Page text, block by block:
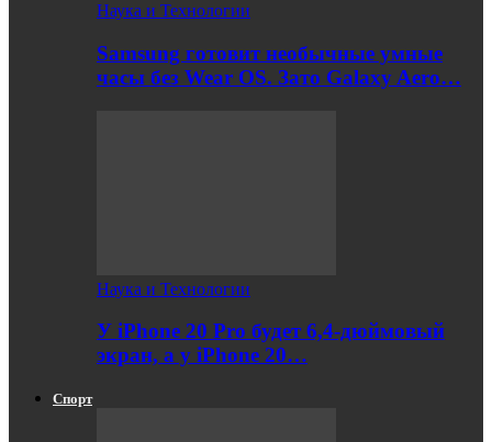
Наука и Технологии
Samsung готовит необычные умные
часы без Wear OS. Зато Galaxy Aero…
Наука и Технологии
У iPhone 20 Pro будет 6,4-дюймовый
экран, а у iPhone 20…
Спорт